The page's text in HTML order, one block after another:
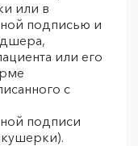
или в
подписью и
или его
с
подписи